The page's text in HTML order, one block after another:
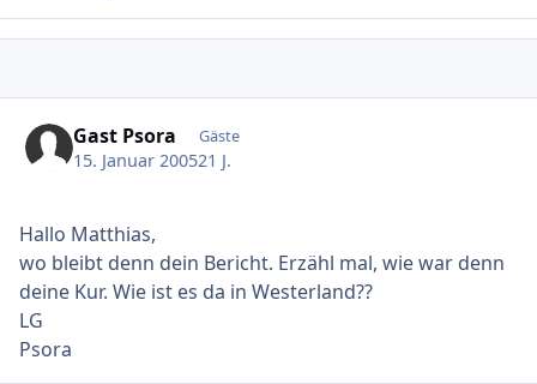
Gast Psora Gäste
15. Januar 200521 J.
Hallo Matthias,
wo bleibt denn dein Bericht. Erzähl mal, wie war denn
deine Kur. Wie ist es da in Westerland??
LG
Psora